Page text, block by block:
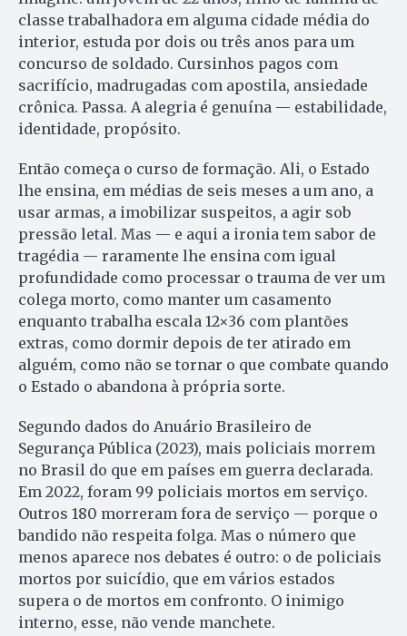
classe trabalhadora em alguma cidade média do
interior, estuda por dois ou três anos para um
concurso de soldado. Cursinhos pagos com
sacrifício, madrugadas com apostila, ansiedade
crônica. Passa. A alegria é genuína — estabilidade,
identidade, propósito.
Então começa o curso de formação. Ali, o Estado
lhe ensina, em médias de seis meses a um ano, a
usar armas, a imobilizar suspeitos, a agir sob
pressão letal. Mas — e aqui a ironia tem sabor de
tragédia — raramente lhe ensina com igual
profundidade como processar o trauma de ver um
colega morto, como manter um casamento
enquanto trabalha escala 12×36 com plantões
extras, como dormir depois de ter atirado em
alguém, como não se tornar o que combate quando
o Estado o abandona à própria sorte.
Segundo dados do Anuário Brasileiro de
Segurança Pública (2023), mais policiais morrem
no Brasil do que em países em guerra declarada.
Em 2022, foram 99 policiais mortos em serviço.
Outros 180 morreram fora de serviço — porque o
bandido não respeita folga. Mas o número que
menos aparece nos debates é outro: o de policiais
mortos por suicídio, que em vários estados
supera o de mortos em confronto. O inimigo
interno, esse, não vende manchete.